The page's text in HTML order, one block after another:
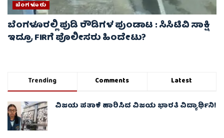
ಬೆಂಗಳೂರು
ಬೆಂಗಳೂರಲ್ಲಿ ಪುಡಿ ರೌಡಿಗಳ ಪುಂಡಾಟ : ಸಿಸಿಟಿವಿ ಸಾಕ್ಷಿ
ಇದ್ರೂ FIRಗೆ ಪೊಲೀಸರು ಹಿಂದೇಟು?
Trending Comments Latest
ವಿಜಯ ಪತಾಕೆ ಹಾರಿಸಿದ ವಿಜಯ ಭಾರತಿ ವಿದ್ಯಾರ್ಥಿನಿ!